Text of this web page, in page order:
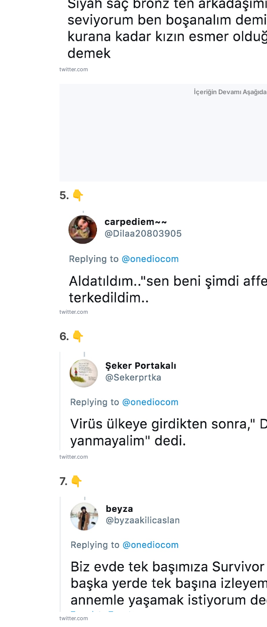
twitter.com
İçeriğin Devamı Aşağıda
5. 👇
twitter.com
6. 👇
twitter.com
7. 👇
twitter.com